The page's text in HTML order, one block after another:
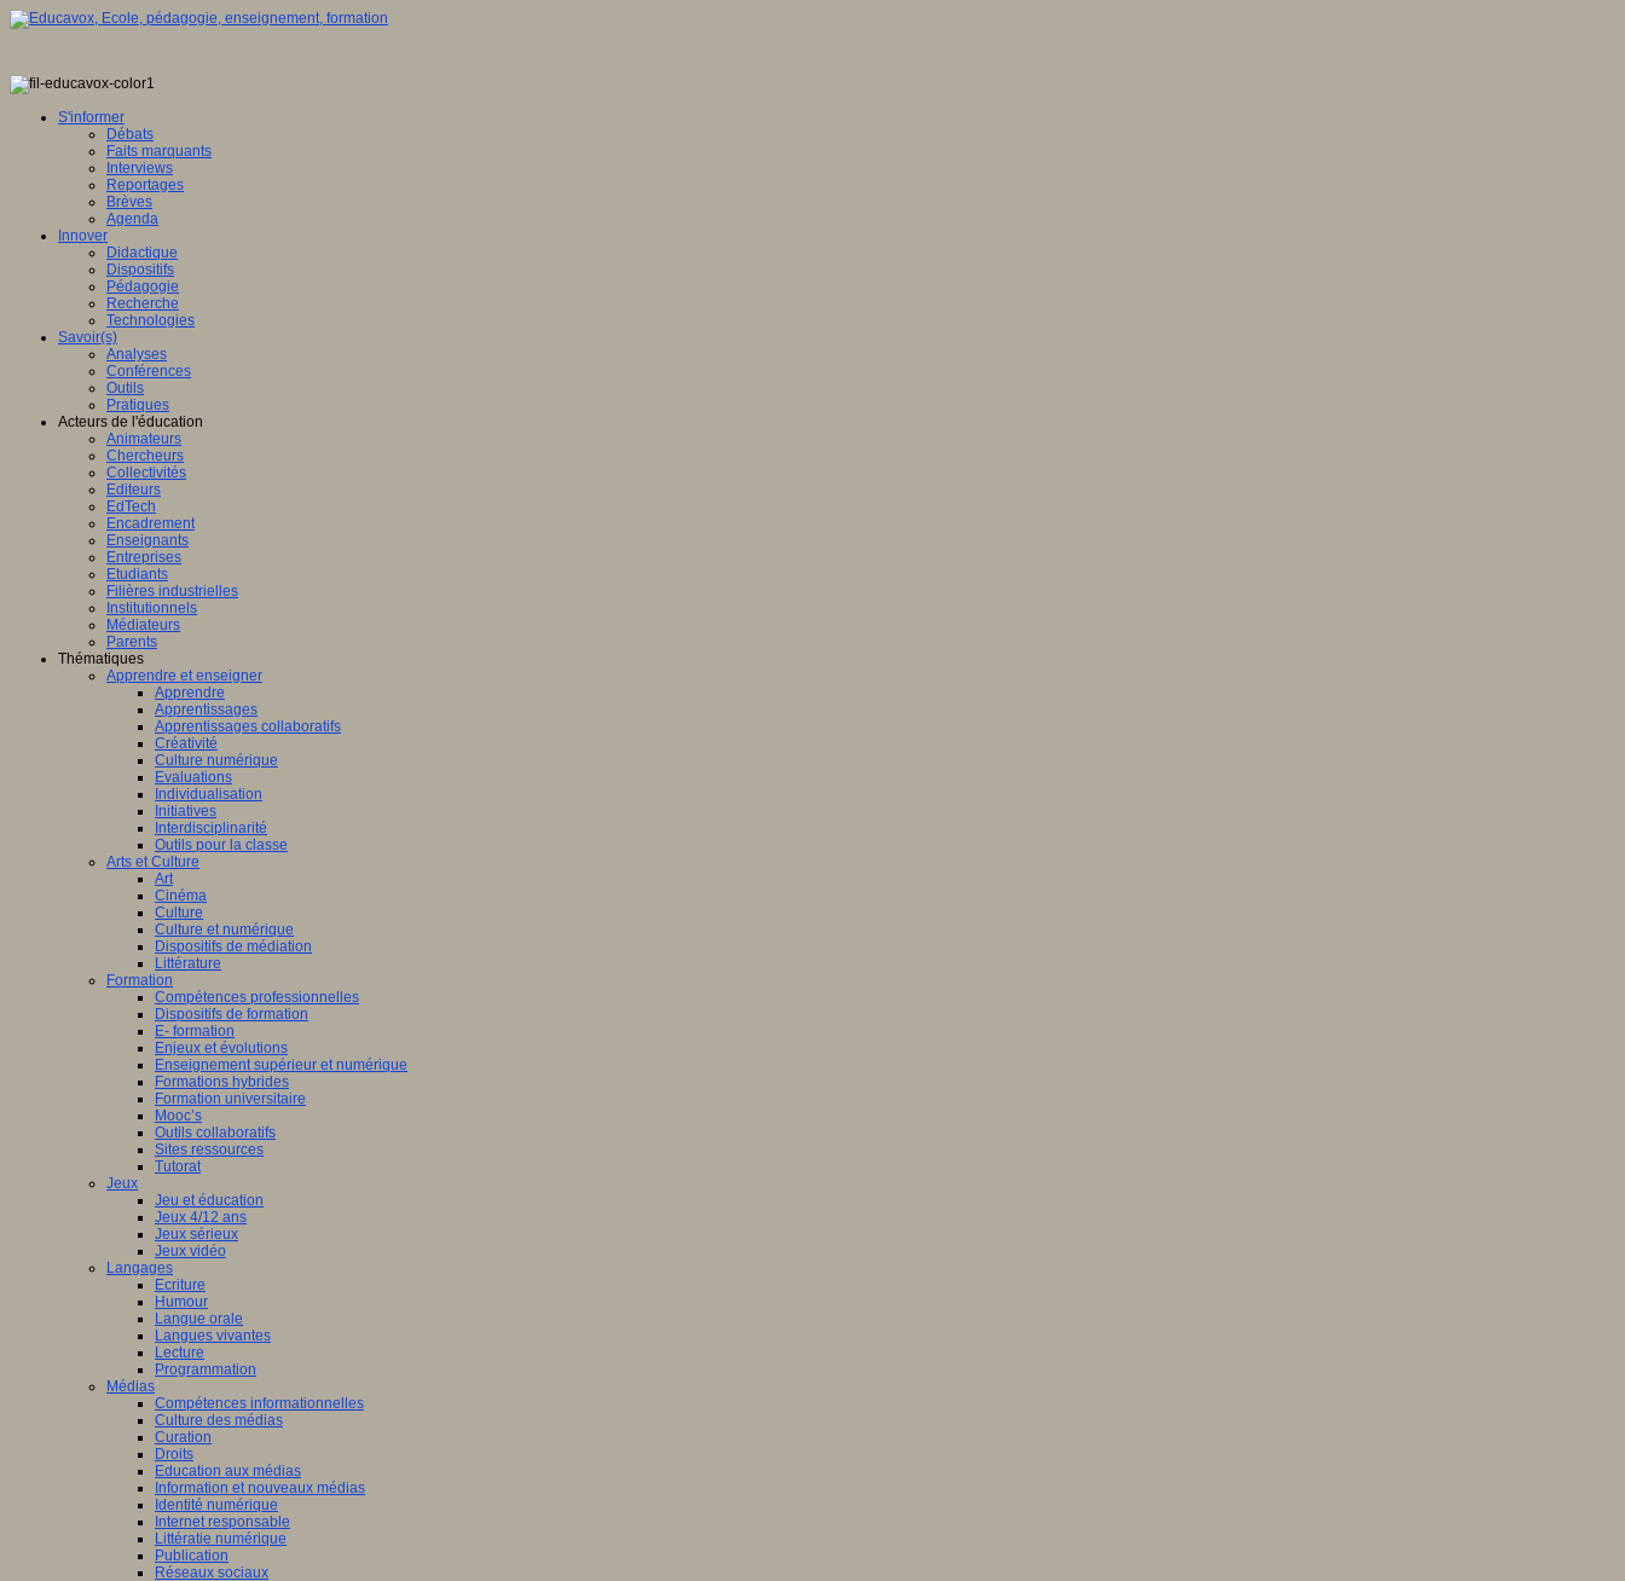
S'informer
Débats
Faits marquants
Interviews
Reportages
Brèves
Agenda
Innover
Didactique
Dispositifs
Pédagogie
Recherche
Technologies
Savoir(s)
Analyses
Conférences
Outils
Pratiques
Acteurs de l'éducation
Animateurs
Chercheurs
Collectivités
Editeurs
EdTech
Encadrement
Enseignants
Entreprises
Etudiants
Filières industrielles
Institutionnels
Médiateurs
Parents
Thématiques
Apprendre et enseigner
Apprendre
Apprentissages
Apprentissages collaboratifs
Créativité
Culture numérique
Evaluations
Individualisation
Initiatives
Interdisciplinarité
Outils pour la classe
Arts et Culture
Art
Cinéma
Culture
Culture et numérique
Dispositifs de médiation
Littérature
Formation
Compétences professionnelles
Dispositifs de formation
E- formation
Enjeux et évolutions
Enseignement supérieur et numérique
Formations hybrides
Formation universitaire
Mooc’s
Outils collaboratifs
Sites ressources
Tutorat
Jeux
Jeu et éducation
Jeux 4/12 ans
Jeux sérieux
Jeux vidéo
Langages
Ecriture
Humour
Langue orale
Langues vivantes
Lecture
Programmation
Médias
Compétences informationnelles
Culture des médias
Curation
Droits
Education aux médias
Information et nouveaux médias
Identité numérique
Internet responsable
Littératie numérique
Publication
Réseaux sociaux